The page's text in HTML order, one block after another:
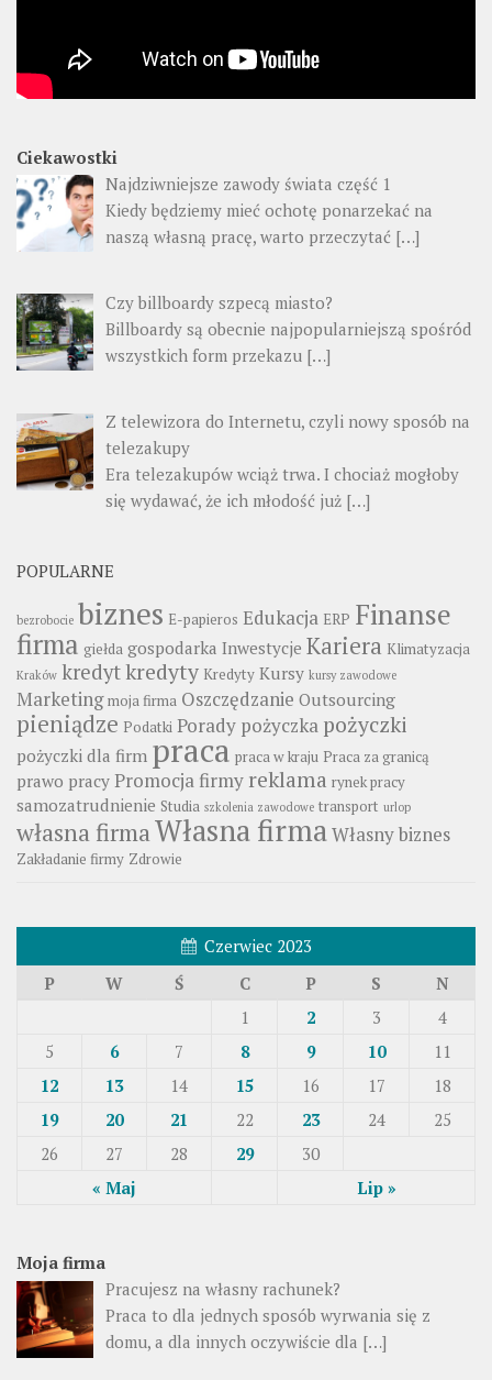
Ciekawostki
Najdziwniejsze zawody świata część 1
Kiedy będziemy mieć ochotę ponarzekać na
naszą własną pracę, warto przeczytać […]
Czy billboardy szpecą miasto?
Billboardy są obecnie najpopularniejszą spośród
wszystkich form przekazu […]
Z telewizora do Internetu, czyli nowy sposób na
telezakupy
Era telezakupów wciąż trwa. I chociaż mogłoby
się wydawać, że ich młodość już […]
POPULARNE
bezrobocie biznes E-papieros Edukacja ERP Finanse
firma giełda gospodarka Inwestycje Kariera Klimatyzacja
Kraków kredytkredyty Kredyty Kursy kursy zawodowe
Marketing moja firma Oszczędzanie Outsourcing
pieniądze Podatki Porady pożyczka pożyczki
pożyczki dla firm praca praca w kraju Praca za granicą
prawo pracy Promocja firmy reklama rynek pracy
samozatrudnienie Studia szkolenia zawodowe transport urlop
własna firmaWłasna firmaWłasny biznes
Zakładanie firmy Zdrowie
Czerwiec 2023
P
W Ś C P S N
« Maj Lip »
1 2 3
4
5
6 7 8 9 10
11
12
13 14 15 16 17
18
19
20 21 22 23 24
25
26
27 28 29 30
Moja firma
Pracujesz na własny rachunek?
Praca to dla jednych sposób wyrwania się z
domu, a dla innych oczywiście dla […]